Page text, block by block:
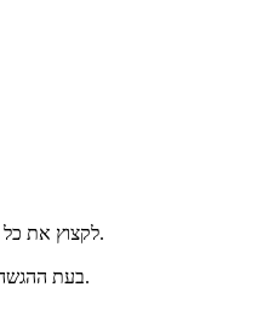
לקצוץ את כל הירקות דק דק ולשים בקערה גדולה.
בעת ההגשה למזוג את הרוטב על הסלט ולערבב.